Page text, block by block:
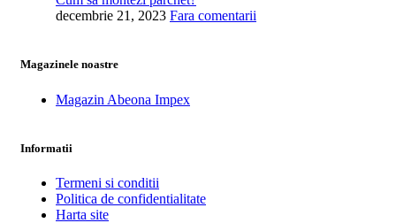
decembrie 21, 2023 Fara comentarii
Magazinele noastre
Magazin Abeona Impex
Informatii
Termeni si conditii
Politica de confidentialitate
Harta site